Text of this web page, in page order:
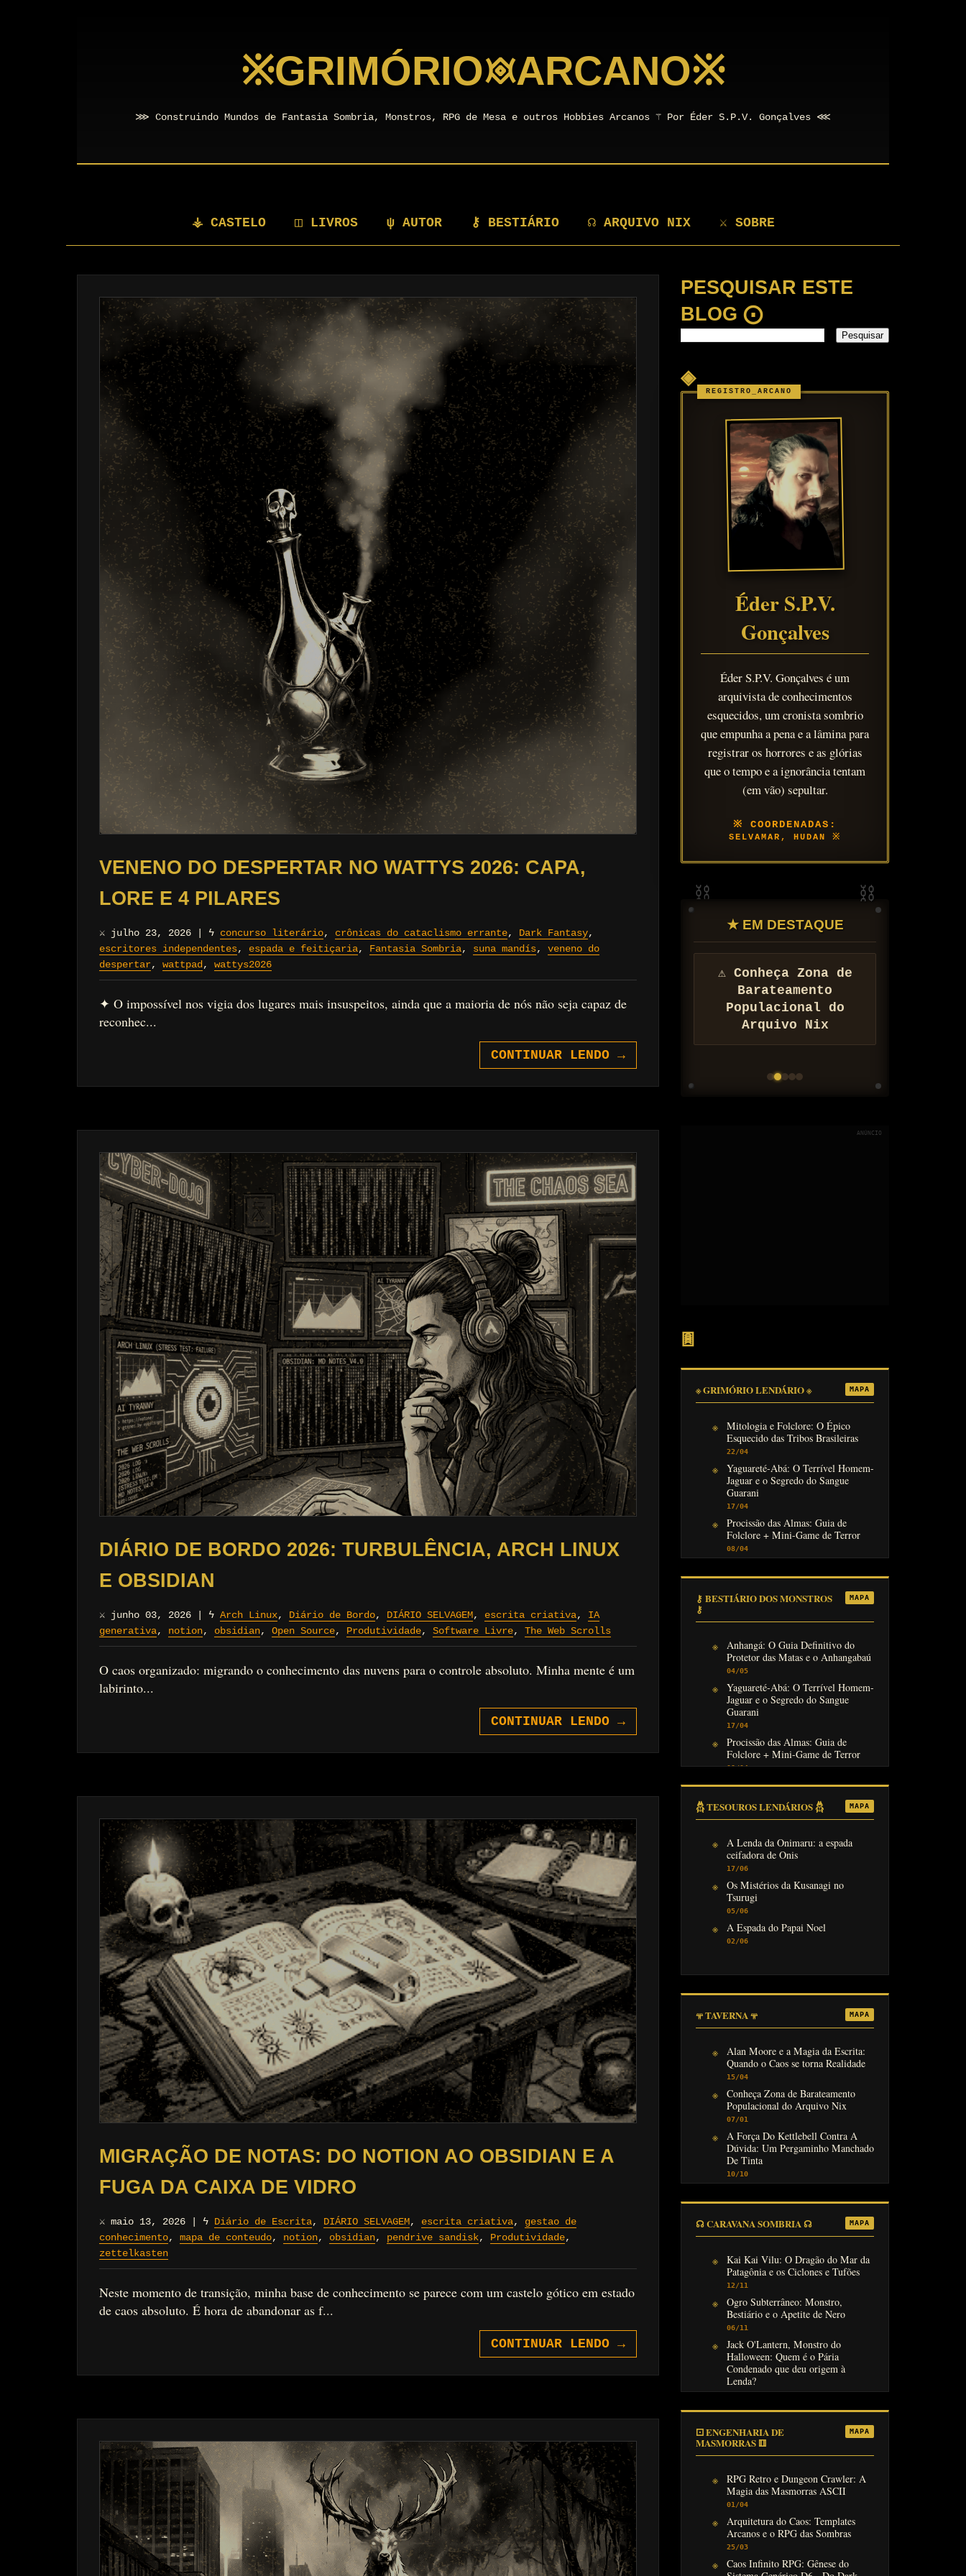
※GRIMÓRIO𖥜ARCANO※
⋙ Construindo Mundos de Fantasia Sombria, Monstros, RPG de Mesa e outros Hobbies Arcanos ⚚ Por Éder S.P.V. Gonçalves ⋘
⚶ CASTELO ◫ LIVROS ψ AUTOR ⚷ BESTIÁRIO ☊ ARQUIVO NIX ⚔ SOBRE
VENENO DO DESPERTAR NO WATTYS 2026: CAPA,
LORE E 4 PILARES
⚔ julho 23, 2026 ϟ concurso literário, crônicas do cataclismo errante, Dark Fantasy,
escritores independentes, espada e feitiçaria, Fantasia Sombria, suna mandís, veneno do
despertar, wattpad , wattys2026
✦ O impossível nos vigia dos lugares mais insuspeitos, ainda que a maioria de nós não seja capaz de
reconhec...
CONTINUAR LENDO →
DIÁRIO DE BORDO 2026: TURBULÊNCIA, ARCH LINUX
E OBSIDIAN
⚔ junho 03, 2026 ϟ Arch Linux, Diário de Bordo, DIÁRIO SELVAGEM, escrita criativa, IA
generativa, notion, obsidian, Open Source, Produtividade, Software Livre, The Web Scrolls
O caos organizado: migrando o conhecimento das nuvens para o controle absoluto. Minha mente é um
labirinto...
CONTINUAR LENDO →
MIGRAÇÃO DE NOTAS: DO NOTION AO OBSIDIAN E A
FUGA DA CAIXA DE VIDRO
⚔ maio 13, 2026 ϟ Diário de Escrita, DIÁRIO SELVAGEM, escrita criativa, gestao de
conhecimento, mapa de conteudo, notion, obsidian, pendrive sandisk, Produtividade,
zettelkasten
Neste momento de transição, minha base de conhecimento se parece com um castelo gótico em estado
de caos absoluto. É hora de abandonar as f...
CONTINUAR LENDO →
PESQUISAR ESTE
BLOG ⨀
◈
Éder S.P.V.
Gonçalves
Éder S.P.V. Gonçalves é um
arquivista de conhecimentos
esquecidos, um cronista sombrio
que empunha a pena e a lâmina para
registrar os horrores e as glórias
que o tempo e a ignorância tentam
(em vão) sepultar.
SELVAMAR, HUDAN
★ EM DESTAQUE
⚠ Conheça Zona de
Barateamento
Populacional do
Arquivo Nix
⛖ O Bueiro da Rua
13: Horror Cósmico,
Lenda Urbana e
Mistério no Arquivo
Nix
ANÚNCIO
𖣍
※ GRIMÓRIO LENDÁRIO ※ MAPA
Mitologia e Folclore: O Épico
Esquecido das Tribos Brasileiras
22/04
Yaguareté-Abá: O Terrível Homem-
Jaguar e o Segredo do Sangue
Guarani
17/04
Procissão das Almas: Guia de
Folclore + Mini-Game de Terror
08/04
⚷ BESTIÁRIO DOS MONSTROS
⚷
MAPA
Anhangá: O Guia Definitivo do
Protetor das Matas e o Anhangabaú
04/05
Yaguareté-Abá: O Terrível Homem-
Jaguar e o Segredo do Sangue
Guarani
17/04
Procissão das Almas: Guia de
Folclore + Mini-Game de Terror
08/04
𓆣 TESOUROS LENDÁRIOS 𓆣 MAPA
A Lenda da Onimaru: a espada
ceifadora de Onis
17/06
Os Mistérios da Kusanagi no
Tsurugi
05/06
A Espada do Papai Noel
02/06
𖥬 TAVERNA 𖥬 MAPA
Alan Moore e a Magia da Escrita:
Quando o Caos se torna Realidade
15/04
Conheça Zona de Barateamento
Populacional do Arquivo Nix
07/01
A Força Do Kettlebell Contra A
Dúvida: Um Pergaminho Manchado
De Tinta
10/10
☊ CARAVANA SOMBRIA ☊ MAPA
Kai Kai Vilu: O Dragão do Mar da
Patagônia e os Ciclones e Tufões
12/11
Ogro Subterrâneo: Monstro,
Bestiário e o Apetite de Nero
06/11
Jack O'Lantern, Monstro do
Halloween: Quem é o Pária
Condenado que deu origem à
Lenda?
31/10
⚀ ENGENHARIA DE
MASMORRAS ⚅
MAPA
RPG Retro e Dungeon Crawler: A
Magia das Masmorras ASCII
01/04
Arquitetura do Caos: Templates
Arcanos e o RPG das Sombras
25/03
Caos Infinito RPG: Gênese do